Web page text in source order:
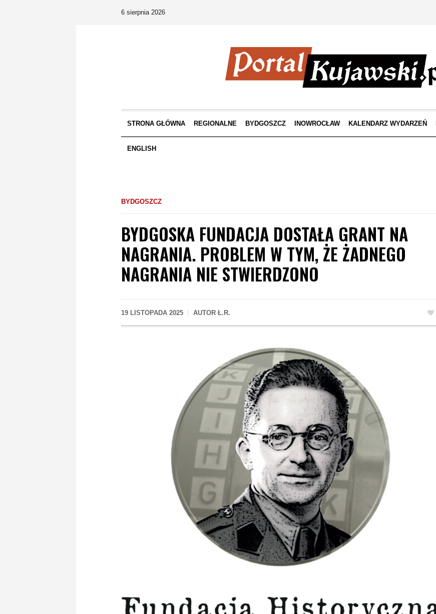
6 sierpnia 2026
STRONA GŁÓWNA REGIONALNE BYDGOSZCZ INOWROCŁAW KALENDARZ WYDARZEŃ
ENGLISH
BYDGOSZCZ
BYDGOSKA FUNDACJA DOSTAŁA GRANT NA
NAGRANIA. PROBLEM W TYM, ŻE ŻADNEGO
NAGRANIA NIE STWIERDZONO
19 LISTOPADA 2025 AUTOR Ł.R.